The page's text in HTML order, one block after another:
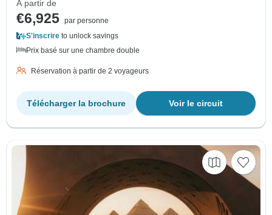
À partir de
€6,925 par personne
S'inscrire to unlock savings
Prix basé sur une chambre double
Réservation à partir de 2 voyageurs
Voir le circuit
Télécharger la brochure